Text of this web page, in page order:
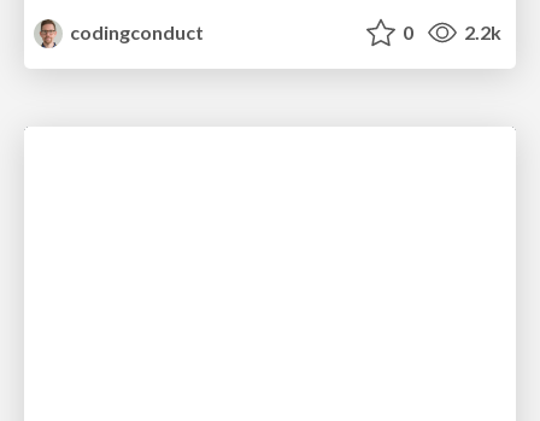
codingconduct
0 2.2k